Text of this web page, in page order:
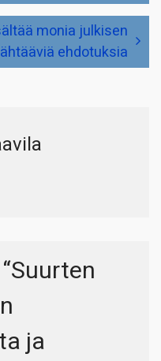
monia julkisen
ehdotuksia
Suurten
ja